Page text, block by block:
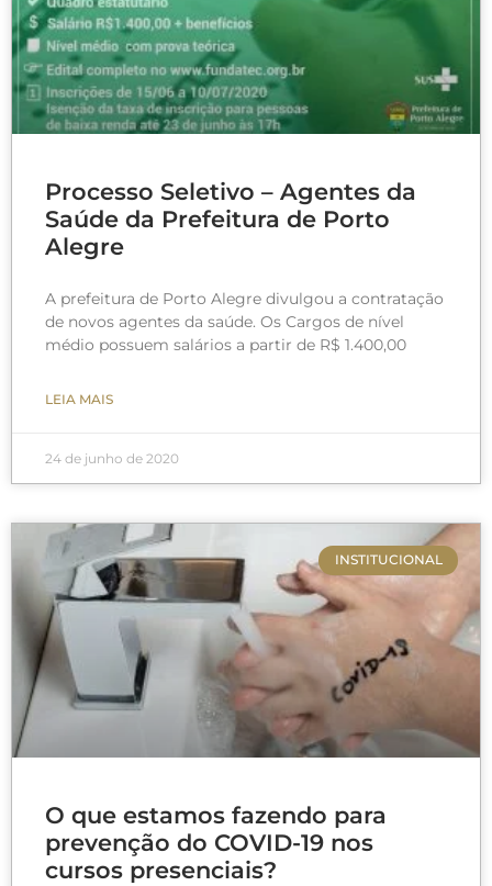
Processo Seletivo – Agentes da
Saúde da Prefeitura de Porto
Alegre
A prefeitura de Porto Alegre divulgou a contratação
de novos agentes da saúde. Os Cargos de nível
médio possuem salários a partir de R$ 1.400,00
LEIA MAIS
24 de junho de 2020
INSTITUCIONAL
O que estamos fazendo para
prevenção do COVID-19 nos
cursos presenciais?